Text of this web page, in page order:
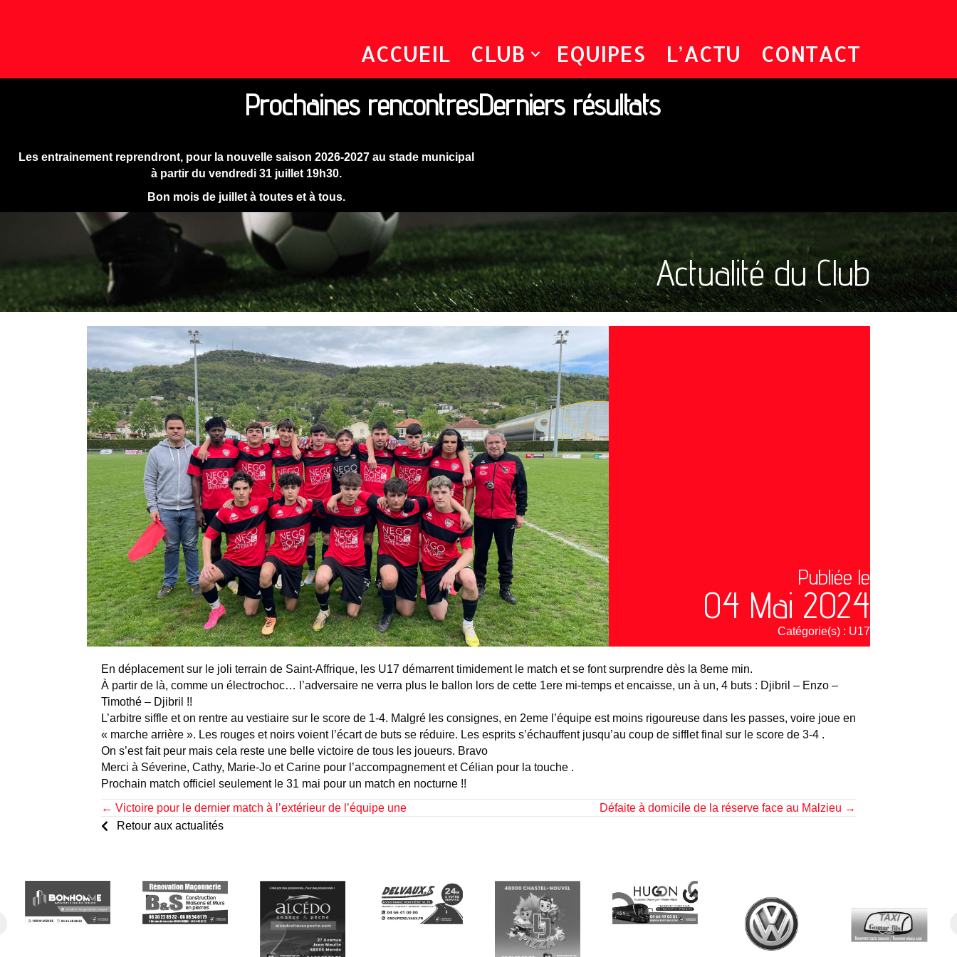
ACCUEIL CLUB EQUIPES L’ACTU CONTACT
Prochaines rencontresDerniers résultats
Les entrainement reprendront, pour la nouvelle saison 2026-2027 au stade municipal
à partir du vendredi 31 juillet 19h30.
Bon mois de juillet à toutes et à tous.
Actualité du Club
Publiée le
04 Mai 2024
Catégorie(s) : U17
En déplacement sur le joli terrain de Saint-Affrique, les U17 démarrent timidement le match et se font surprendre dès la 8eme min.
À partir de là, comme un électrochoc… l’adversaire ne verra plus le ballon lors de cette 1ere mi-temps et encaisse, un à un, 4 buts : Djibril – Enzo –
Timothé – Djibril !!
L’arbitre siffle et on rentre au vestiaire sur le score de 1-4. Malgré les consignes, en 2eme l’équipe est moins rigoureuse dans les passes, voire joue en
« marche arrière ». Les rouges et noirs voient l’écart de buts se réduire. Les esprits s’échauffent jusqu’au coup de sifflet final sur le score de 3-4 .
On s’est fait peur mais cela reste une belle victoire de tous les joueurs. Bravo
Merci à Séverine, Cathy, Marie-Jo et Carine pour l’accompagnement et Célian pour la touche .
Prochain match officiel seulement le 31 mai pour un match en nocturne !!
Posts
← Victoire pour le dernier match à l’extérieur de l’équipe une
Défaite à domicile de la réserve face au Malzieu →
Retour aux actualités